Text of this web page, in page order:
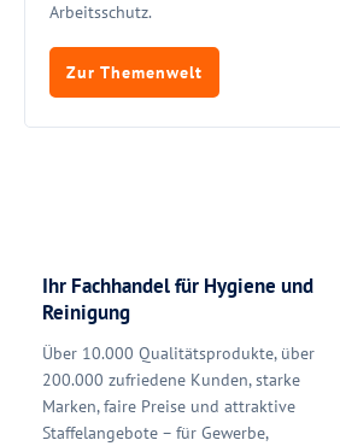
Arbeitsschutz.
Zur Themenwelt
Ihr Fachhandel für Hygiene und
Reinigung
Über 10.000 Qualitätsprodukte, über
200.000 zufriedene Kunden, starke
Marken, faire Preise und attraktive
Staffelangebote – für Gewerbe,